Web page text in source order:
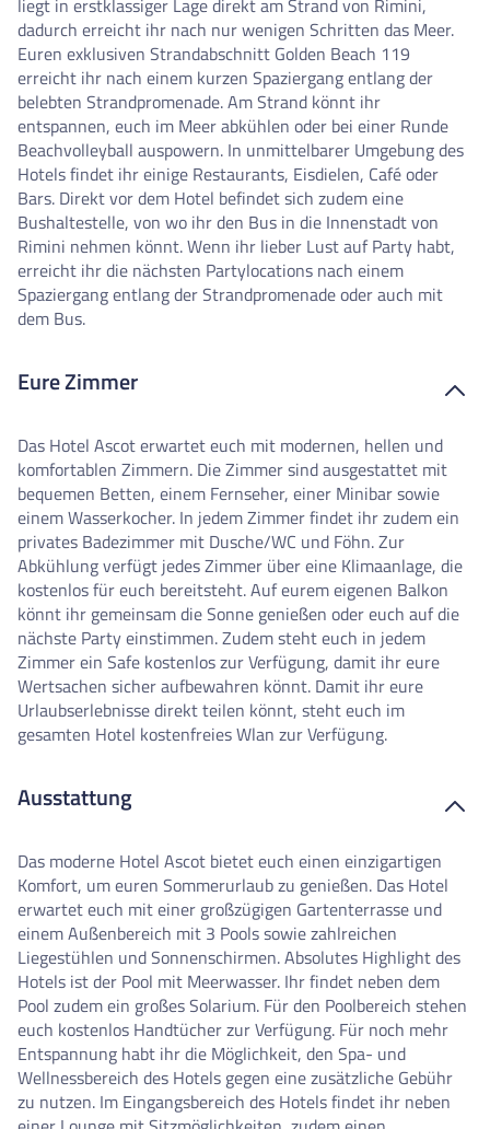
liegt in erstklassiger Lage direkt am Strand von Rimini,
dadurch erreicht ihr nach nur wenigen Schritten das Meer.
Euren exklusiven Strandabschnitt Golden Beach 119
erreicht ihr nach einem kurzen Spaziergang entlang der
belebten Strandpromenade. Am Strand könnt ihr
entspannen, euch im Meer abkühlen oder bei einer Runde
Beachvolleyball auspowern. In unmittelbarer Umgebung des
Hotels findet ihr einige Restaurants, Eisdielen, Café oder
Bars. Direkt vor dem Hotel befindet sich zudem eine
Bushaltestelle, von wo ihr den Bus in die Innenstadt von
Rimini nehmen könnt. Wenn ihr lieber Lust auf Party habt,
erreicht ihr die nächsten Partylocations nach einem
Spaziergang entlang der Strandpromenade oder auch mit
dem Bus.
Eure Zimmer
Das Hotel Ascot erwartet euch mit modernen, hellen und
komfortablen Zimmern. Die Zimmer sind ausgestattet mit
bequemen Betten, einem Fernseher, einer Minibar sowie
einem Wasserkocher. In jedem Zimmer findet ihr zudem ein
privates Badezimmer mit Dusche/WC und Föhn. Zur
Abkühlung verfügt jedes Zimmer über eine Klimaanlage, die
kostenlos für euch bereitsteht. Auf eurem eigenen Balkon
könnt ihr gemeinsam die Sonne genießen oder euch auf die
nächste Party einstimmen. Zudem steht euch in jedem
Zimmer ein Safe kostenlos zur Verfügung, damit ihr eure
Wertsachen sicher aufbewahren könnt. Damit ihr eure
Urlaubserlebnisse direkt teilen könnt, steht euch im
gesamten Hotel kostenfreies Wlan zur Verfügung.
Ausstattung
Das moderne Hotel Ascot bietet euch einen einzigartigen
Komfort, um euren Sommerurlaub zu genießen. Das Hotel
erwartet euch mit einer großzügigen Gartenterrasse und
einem Außenbereich mit 3 Pools sowie zahlreichen
Liegestühlen und Sonnenschirmen. Absolutes Highlight des
Hotels ist der Pool mit Meerwasser. Ihr findet neben dem
Pool zudem ein großes Solarium. Für den Poolbereich stehen
euch kostenlos Handtücher zur Verfügung. Für noch mehr
Entspannung habt ihr die Möglichkeit, den Spa- und
Wellnessbereich des Hotels gegen eine zusätzliche Gebühr
zu nutzen. Im Eingangsbereich des Hotels findet ihr neben